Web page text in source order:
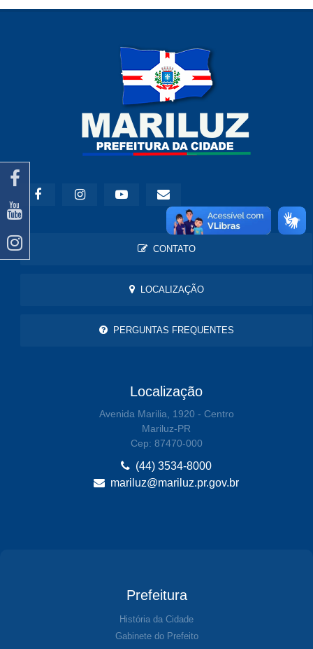
CONTATO
LOCALIZAÇÃO
PERGUNTAS FREQUENTES
Localização
Avenida Marilia, 1920 - Centro
Mariluz-PR
Cep: 87470-000
(44) 3534-8000
mariluz@mariluz.pr.gov.br
Prefeitura
História da Cidade
Gabinete do Prefeito